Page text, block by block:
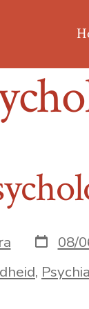
08/
,